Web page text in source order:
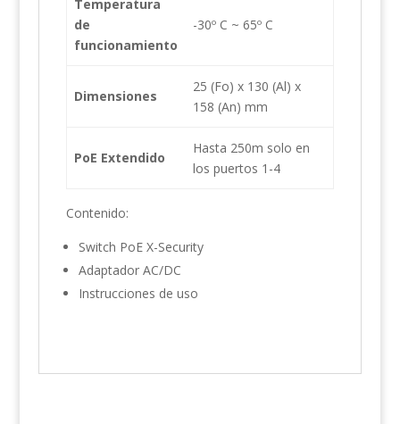
Temperatura
de
funcionamiento
-30º C ~ 65º C
Dimensiones
25 (Fo) x 130 (Al) x
158 (An) mm
PoE Extendido
Hasta 250m solo en
los puertos 1-4
Contenido:
Switch PoE X-Security
Adaptador AC/DC
Instrucciones de uso